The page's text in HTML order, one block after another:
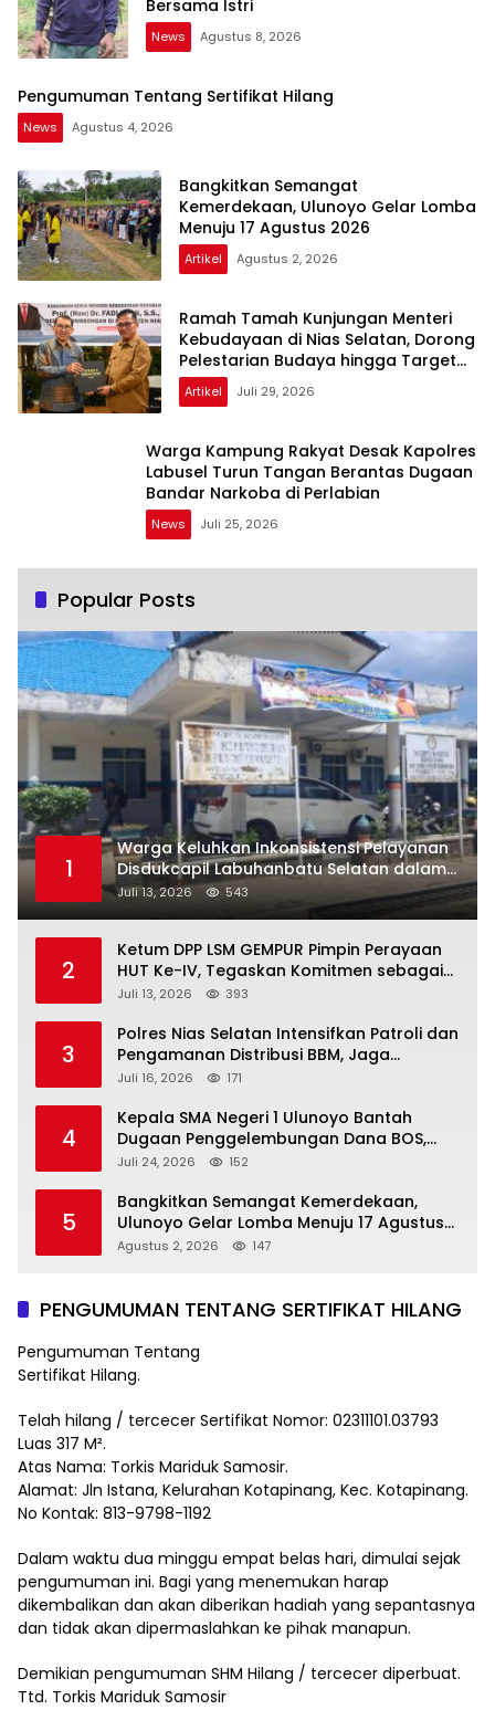
Bersama Istri
News Agustus 8, 2026
Pengumuman Tentang Sertifikat Hilang
News Agustus 4, 2026
Bangkitkan Semangat
Kemerdekaan, Ulunoyo Gelar Lomba
Menuju 17 Agustus 2026
Artikel Agustus 2, 2026
Ramah Tamah Kunjungan Menteri
Kebudayaan di Nias Selatan, Dorong
Pelestarian Budaya hingga Target
UNESCO
Artikel Juli 29, 2026
Warga Kampung Rakyat Desak Kapolres
Labusel Turun Tangan Berantas Dugaan
Bandar Narkoba di Perlabian
News Juli 25, 2026
Popular Posts
1
Warga Keluhkan Inkonsistensi Pelayanan
Disdukcapil Labuhanbatu Selatan dalam
Pengurusan KK Rusak
Juli 13, 2026 543
2
Ketum DPP LSM GEMPUR Pimpin Perayaan
HUT Ke-IV, Tegaskan Komitmen sebagai
Mitra Pemerintah dan Corong Aspirasi
Juli 13, 2026 393
3
Polres Nias Selatan Intensifkan Patroli dan
Pengamanan Distribusi BBM, Jaga
Ketertiban di SPBU
Juli 16, 2026 171
4
Kepala SMA Negeri 1 Ulunoyo Bantah
Dugaan Penggelembungan Dana BOS,
Tegaskan Pemberitaan Tidak Benar
Juli 24, 2026 152
5
Bangkitkan Semangat Kemerdekaan,
Ulunoyo Gelar Lomba Menuju 17 Agustus
2026
Agustus 2, 2026 147
PENGUMUMAN TENTANG SERTIFIKAT HILANG
Pengumuman Tentang
Sertifikat Hilang.
Telah hilang / tercecer Sertifikat Nomor: 02311101.03793
Luas 317 M².
Atas Nama: Torkis Mariduk Samosir.
Alamat: Jln Istana, Kelurahan Kotapinang, Kec. Kotapinang.
No Kontak: 813-9798-1192
Dalam waktu dua minggu empat belas hari, dimulai sejak
pengumuman ini. Bagi yang menemukan harap
dikembalikan dan akan diberikan hadiah yang sepantasnya
dan tidak akan dipermaslahkan ke pihak manapun.
Demikian pengumuman SHM Hilang / tercecer diperbuat.
Ttd. Torkis Mariduk Samosir